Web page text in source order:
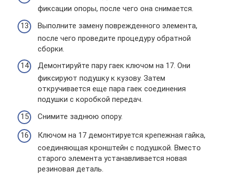
фиксации опоры, после чего она снимается.
Выполните замену поврежденного элемента,
после чего проведите процедуру обратной
сборки.
Демонтируйте пару гаек ключом на 17. Они
фиксируют подушку к кузову. Затем
откручивается еще пара гаек соединения
подушки с коробкой передач.
Снимите заднюю опору.
Ключом на 17 демонтируется крепежная гайка,
соединяющая кронштейн с подушкой. Вместо
старого элемента устанавливается новая
резиновая деталь.